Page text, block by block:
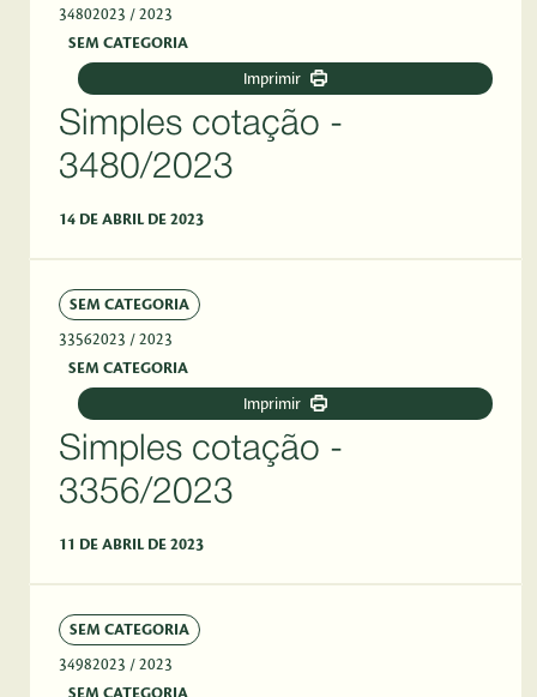
34802023 / 2023
SEM CATEGORIA
Imprimir
Simples cotação -
3480/2023
14 DE ABRIL DE 2023
SEM CATEGORIA
33562023 / 2023
SEM CATEGORIA
Imprimir
Simples cotação -
3356/2023
11 DE ABRIL DE 2023
SEM CATEGORIA
34982023 / 2023
SEM CATEGORIA